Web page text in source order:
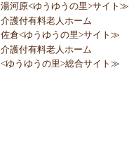
湯河原<ゆうゆうの里>サイト≫
介護付有料老人ホーム
佐倉<ゆうゆうの里>サイト≫
介護付有料老人ホーム
<ゆうゆうの里>総合サイト≫